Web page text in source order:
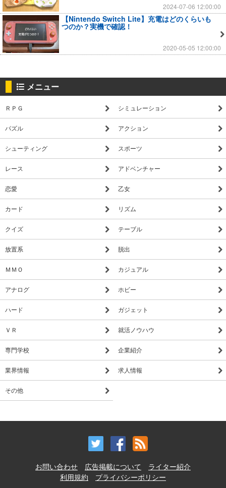
2024-07-06 12:00:00
【Nintendo Switch Lite】充電はどのくらいも
つのか？実機で確認！
2020-05-05 12:00:00
メニュー
ＲＰＧ シミュレーション
パズル アクション
シューティング スポーツ
レース アドベンチャー
恋愛 乙女
カード リズム
クイズ テーブル
放置系 脱出
ＭＭＯ カジュアル
アナログ ホビー
ハード ガジェット
ＶＲ 就活ノウハウ
専門学校 企業紹介
業界情報 求人情報
その他
お問い合わせ 広告掲載について
ライター紹介
利用規約
プライバシーポリシー